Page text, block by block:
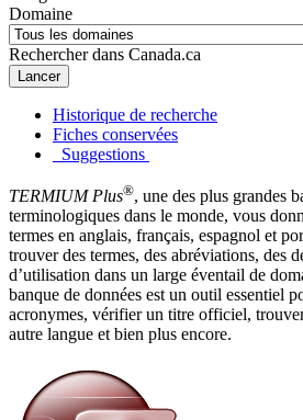
Domaine
Rechercher dans Canada.ca
Lancer
Historique de recherche
Fiches conservées
Suggestions
TERMIUM Plus®, une des plus grandes
terminologiques dans le monde, vous
termes en anglais, français, espagnol et
trouver des termes, des abréviations, des
d’utilisation dans un large éventail de
banque de données est un outil essentiel
acronymes, vérifier un titre officiel,
autre langue et bien plus encore.